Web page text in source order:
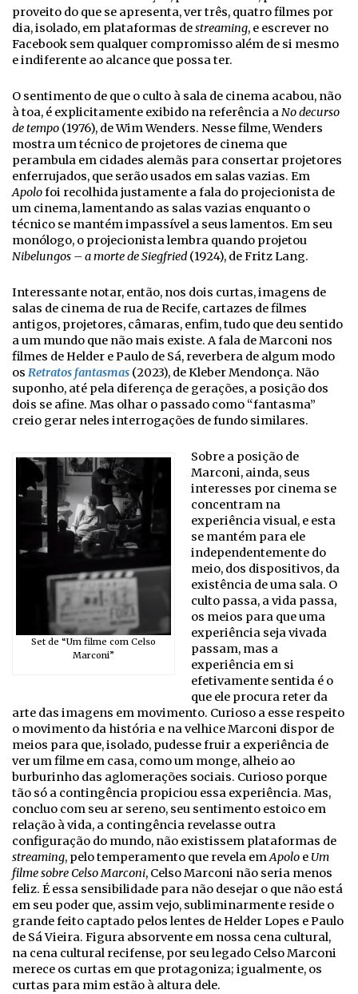
proveito do que se apresenta, ver três, quatro filmes por
dia, isolado, em plataformas destreaming, e escrever no
Facebook sem qualquer compromisso além de si mesmo
e indiferente ao alcance que possa ter.
O sentimento de que o culto à sala de cinema acabou, não
à toa, é explicitamente exibido na referência aNo decurso
de tempo (1976), de Wim Wenders. Nesse filme, Wenders
mostra um técnico de projetores de cinema que
perambula em cidades alemãs para consertar projetores
enferrujados, que serão usados em salas vazias. Em
Apolofoi recolhida justamente a fala do projecionista de
um cinema, lamentando as salas vazias enquanto o
técnico se mantém impassível a seus lamentos. Em seu
monólogo, o projecionista lembra quando projetou
Nibelungos – a morte de Siegfried(1924), de Fritz Lang.
Interessante notar, então, nos dois curtas, imagens de
salas de cinema de rua de Recife, cartazes de filmes
antigos, projetores, câmaras, enfim, tudo que deu sentido
a um mundo que não mais existe. A fala de Marconi nos
filmes de Helder e Paulo de Sá, reverbera de algum modo
os Retratos fantasmas (2023), de Kleber Mendonça. Não
suponho, até pela diferença de gerações, a posição dos
dois se afine. Mas olhar o passado como “fantasma”
creio gerar neles interrogações de fundo similares.
Set de “Um filme com Celso
Marconi”
Sobre a posição de
Marconi, ainda, seus
interesses por cinema se
concentram na
experiência visual, e esta
se mantém para ele
independentemente do
meio, dos dispositivos, da
existência de uma sala. O
culto passa, a vida passa,
os meios para que uma
experiência seja vivada
passam, mas a
experiência em si
efetivamente sentida é o
que ele procura reter da
arte das imagens em movimento. Curioso a esse respeito
o movimento da história e na velhice Marconi dispor de
meios para que, isolado, pudesse fruir a experiência de
ver um filme em casa, como um monge, alheio ao
burburinho das aglomerações sociais. Curioso porque
tão só a contingência propiciou essa experiência. Mas,
concluo com seu ar sereno, seu sentimento estoico em
relação à vida, a contingência revelasse outra
configuração do mundo, não existissem plataformas de
streaming, pelo temperamento que revela emApolo e Um
filme sobre Celso Marconi, Celso Marconi não seria menos
feliz. É essa sensibilidade para não desejar o que não está
em seu poder que, assim vejo, subliminarmente reside o
grande feito captado pelos lentes de Helder Lopes e Paulo
de Sá Vieira. Figura absorvente em nossa cena cultural,
na cena cultural recifense, por seu legado Celso Marconi
merece os curtas em que protagoniza; igualmente, os
curtas para mim estão à altura dele.